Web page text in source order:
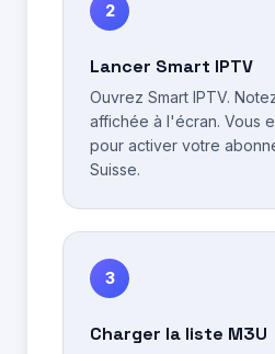
2
Lancer Smart IPTV
Ouvrez Smart IPTV.
affichée à l'écran. Vous
pour activer votre
Suisse.
3
Charger la liste M3U